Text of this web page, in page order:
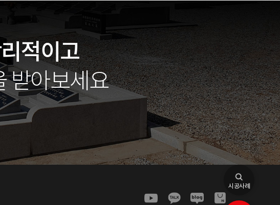
적이고
받아보세요
시공사례